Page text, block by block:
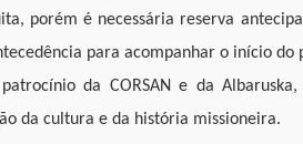
porém é necessária reserva
para acompanhar o início do
da CORSAN e da
da cultura e da história missioneira.